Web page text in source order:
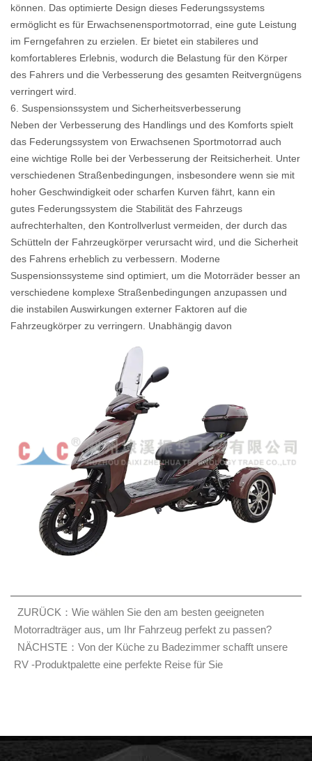
können. Das optimierte Design dieses Federungssystems
ermöglicht es für Erwachsenensportmotorrad, eine gute Leistung
im Ferngefahren zu erzielen. Er bietet ein stabileres und
komfortableres Erlebnis, wodurch die Belastung für den Körper
des Fahrers und die Verbesserung des gesamten Reitvergnügens
verringert wird.
6. Suspensionssystem und Sicherheitsverbesserung
Neben der Verbesserung des Handlings und des Komforts spielt
das Federungssystem von Erwachsenen Sportmotorrad auch
eine wichtige Rolle bei der Verbesserung der Reitsicherheit. Unter
verschiedenen Straßenbedingungen, insbesondere wenn sie mit
hoher Geschwindigkeit oder scharfen Kurven fährt, kann ein
gutes Federungssystem die Stabilität des Fahrzeugs
aufrechterhalten, den Kontrollverlust vermeiden, der durch das
Schütteln der Fahrzeugkörper verursacht wird, und die Sicherheit
des Fahrens erheblich zu verbessern. Moderne
Suspensionssysteme sind optimiert, um die Motorräder besser an
verschiedene komplexe Straßenbedingungen anzupassen und
die instabilen Auswirkungen externer Faktoren auf die
Fahrzeugkörper zu verringern. Unabhängig davon
ZURÜCK：Wie wählen Sie den am besten geeigneten
Motorradträger aus, um Ihr Fahrzeug perfekt zu passen?
NÄCHSTE：Von der Küche zu Badezimmer schafft unsere
RV -Produktpalette eine perfekte Reise für Sie